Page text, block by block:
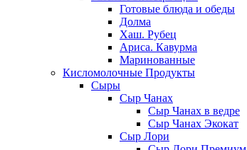
Готовые блюда и обеды
Долма
Хаш. Рубец
Ариса. Кавурма
Маринованные
Кисломолочные Продукты
Сыры
Сыр Чанах
Сыр Чанах в ведре
Сыр Чанах Экокат
Сыр Лори